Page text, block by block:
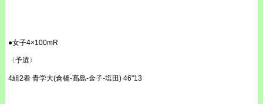
●女子4×100mR
〈予選〉
4組2着 青学大(倉橋-髙島-金子-塩田) 46"13